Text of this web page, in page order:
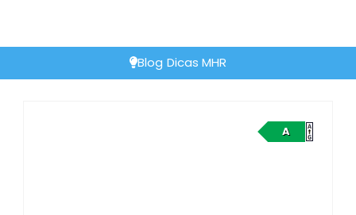
Blog Dicas MHR
A